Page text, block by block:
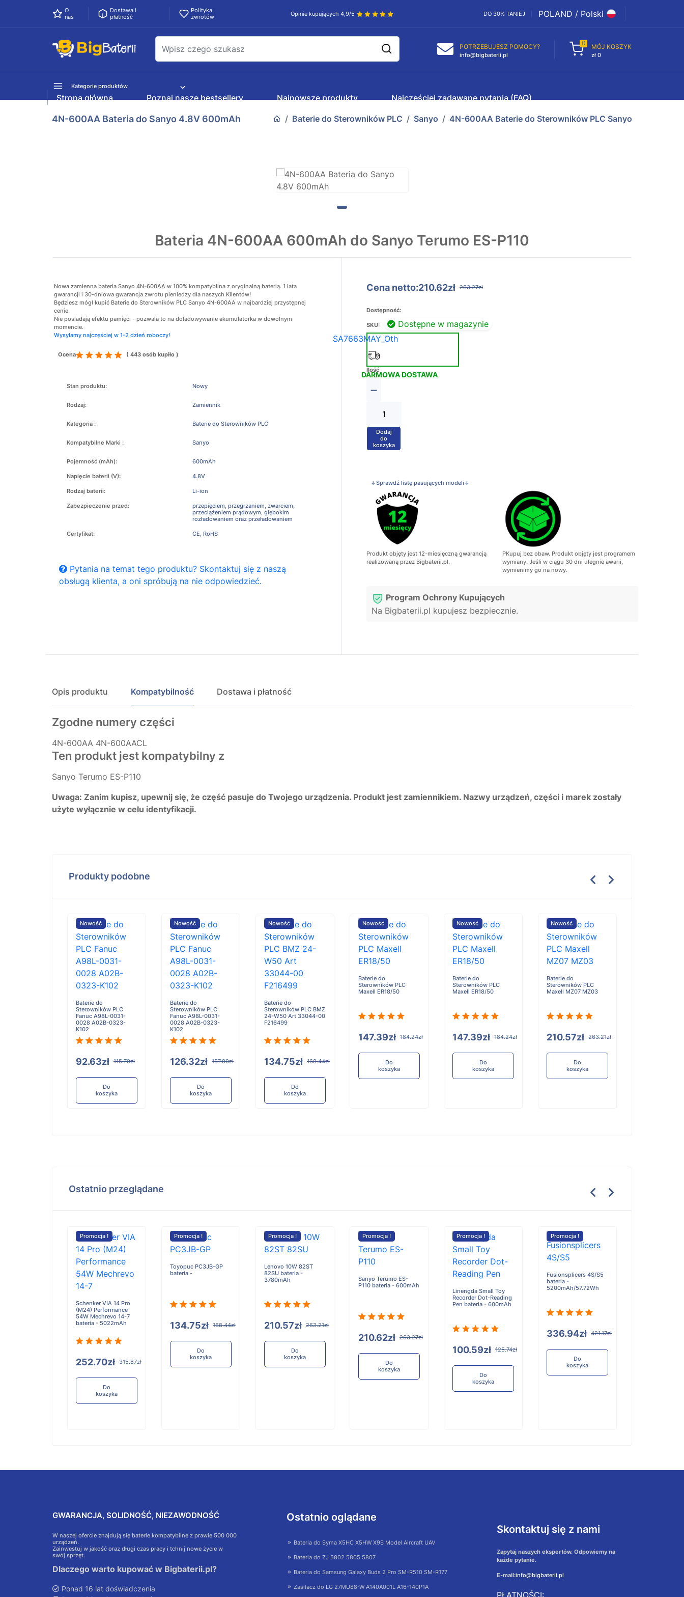
O
nas
Dostawa i
płatność
Polityka
zwrotów
Opinie kupujących 4,9/5 DO 30% TANIEJ POLAND / Polski
POTRZEBUJESZ POMOCY?
info@bigbaterii.pl
0 MÓJ KOSZYK
zł 0
Kategorie produktów
Strona główna Poznaj nasze bestsellery Najnowsze produkty Najczęściej zadawane pytania (FAQ)
4N-600AA Bateria do Sanyo 4.8V 600mAh Baterie do Sterowników PLC Sanyo 4N-600AA Baterie do Sterowników PLC Sanyo
Bateria 4N-600AA 600mAh do Sanyo Terumo ES-P110
Nowa zamienna bateria Sanyo 4N-600AA w 100% kompatybilna z oryginalną baterią. 1 lata
gwarancji i 30-dniowa gwarancja zwrotu pieniedzy dla naszych Klientów!
Będziesz mógł kupić Baterie do Sterowników PLC Sanyo 4N-600AA w najbardziej przystępnej
cenie.
Nie posiadają efektu pamięci - pozwala to na doładowywanie akumulatorka w dowolnym
momencie.
Wysyłamy najczęściej w 1-2 dzień roboczy!
Ocena ( 443 osób kupiło )
Stan produktu: Nowy
Rodzaj: Zamiennik
Kategoria : Baterie do Sterowników PLC
Kompatybilne Marki : Sanyo
Pojemność (mAh): 600mAh
Napięcie baterii (V): 4.8V
Rodzaj baterii: Li-ion
Zabezpieczenie przed:
przepięciem, przegrzaniem, zwarciem,
przeciążeniem prądowym, głębokim
rozładowaniem oraz przeładowaniem
Certyfikat: CE, RoHS
Pytania na temat tego produktu? Skontaktuj się z naszą
obsługą klienta, a oni spróbują na nie odpowiedzieć.
Cena netto:210.62zł 263.27zł
Dostępność:
Dostępne w magazynie
SKU:
SA7663MAY_Oth
DARMOWA DOSTAWA
Ilość
−
+
Dodaj
do
koszyka
↓Sprawdź listę pasujących modeli↓
Produkt objęty jest 12-miesięczną gwarancją
realizowaną przez Bigbaterii.pl.
PKupuj bez obaw. Produkt objęty jest programem
wymiany. Jeśli w ciągu 30 dni ulegnie awarii,
wymienimy go na nowy.
Program Ochrony Kupujących
Na Bigbaterii.pl kupujesz bezpiecznie.
Opis produktu Kompatybilność Dostawa i płatność
Zgodne numery części
4N-600AA 4N-600AACL
Ten produkt jest kompatybilny z
Sanyo Terumo ES-P110
Uwaga: Zanim kupisz, upewnij się, że część pasuje do Twojego urządzenia. Produkt jest zamiennikiem. Nazwy urządzeń, części i marek zostały
użyte wyłącznie w celu identyfikacji.
Produkty podobne
Nowość
Baterie do
Sterowników PLC
Fanuc A98L-0031-
0028 A02B-0323-
K102
92.63zł 115.79zł
Do
koszyka
Nowość
Baterie do
Sterowników PLC
Fanuc A98L-0031-
0028 A02B-0323-
K102
126.32zł 157.90zł
Do
koszyka
Nowość
Baterie do
Sterowników PLC BMZ
24-W50 Art 33044-00
F216499
134.75zł 168.44zł
Do
koszyka
Nowość
Baterie do
Sterowników PLC
Maxell ER18/50
147.39zł 184.24zł
Do
koszyka
Nowość
Baterie do
Sterowników PLC
Maxell ER18/50
147.39zł 184.24zł
Do
koszyka
Nowość
Baterie do
Sterowników PLC
Maxell MZ07 MZ03
210.57zł 263.21zł
Do
koszyka
Ostatnio przeglądane
Promocja !
Schenker VIA 14 Pro
(M24) Performance
54W Mechrevo 14-7
bateria - 5022mAh
252.70zł 315.87zł
Do
koszyka
Promocja !
Toyopuc PC3JB-GP
bateria -
134.75zł 168.44zł
Do
koszyka
Promocja !
Lenovo 10W 82ST
82SU bateria -
3780mAh
210.57zł 263.21zł
Do
koszyka
Promocja !
Sanyo Terumo ES-
P110 bateria - 600mAh
210.62zł 263.27zł
Do
koszyka
Promocja !
Linengda Small Toy
Recorder Dot-Reading
Pen bateria - 600mAh
100.59zł 125.74zł
Do
koszyka
Promocja !
Fusionsplicers 4S/S5
bateria -
5200mAh/57.72Wh
336.94zł 421.17zł
Do
koszyka
GWARANCJA, SOLIDNOŚĆ, NIEZAWODNOŚĆ
W naszej ofercie znajdują się baterie kompatybilne z prawie 500 000
urządzeń.
Zainwestuj w jakość oraz długi czas pracy i tchnij nowe życie w
swój sprzęt.
Dlaczego warto kupować w Bigbaterii.pl?
Ponad 16 lat doświadczenia
Ostatnio oglądane
Bateria do Syma X5HC X5HW X9S Model Aircraft UAV
Bateria do ZJ 5802 5805 5807
Bateria do Samsung Galaxy Buds 2 Pro SM-R510 SM-R177
Zasilacz do LG 27MU88-W A140A001L A16-140P1A
Skontaktuj się z nami
Zapytaj naszych ekspertów. Odpowiemy na
każde pytanie.
E-mail:info@bigbaterii.pl
PŁATNOŚCI: